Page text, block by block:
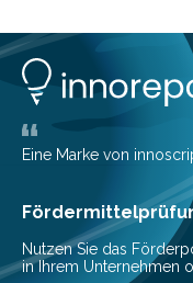
Lösungen
Konten auf einen
ihrem Online-
mit der sich Konten
Eine Marke von
Nutzen Sie das
in Ihrem Unternehmen